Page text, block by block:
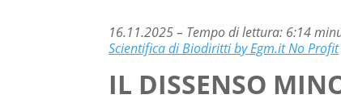
16.11.2025 – Tempo di lettura: 6:14
Scientifica di Biodiritti by Egm.it No Profit
IL DISSENSO